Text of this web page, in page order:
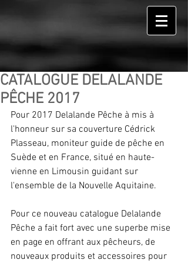
CATALOGUE DELALANDE
PÊCHE 2017
Pour 2017 Delalande Pêche à mis à
l'honneur sur sa couverture Cédrick
Plasseau, moniteur guide de pêche en
Suède et en France, situé en haute-
vienne en Limousin guidant sur
l'ensemble de la Nouvelle Aquitaine.
Pour ce nouveau catalogue Delalande
Pêche a fait fort avec une superbe mise
en page en offrant aux pêcheurs, de
nouveaux produits et accessoires pour